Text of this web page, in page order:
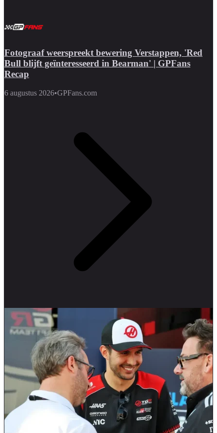
Fotograaf weerspreekt bewering Verstappen, 'Red
Bull blijft geïnteresseerd in Bearman' | GPFans
Recap
6 augustus 2026•GPFans.com